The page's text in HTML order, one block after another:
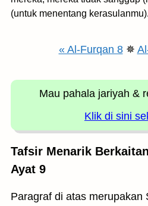
(untuk menentang kerasulanmu).
« Al-Furqan 8✵
Mau pahala jariyah &
Klik di sini
Tafsir Menarik
Ayat 9
Paragraf di atas merupakan